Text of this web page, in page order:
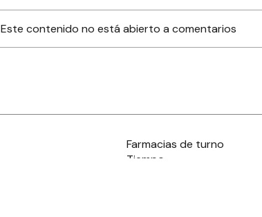
Este contenido no está abierto a comentarios
Farmacias de turno
Tiempo